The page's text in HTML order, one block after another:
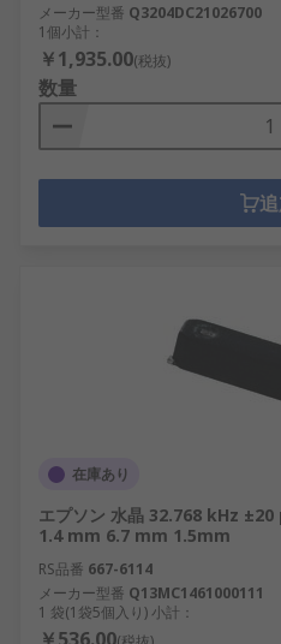
メーカー型番 Q3204DC21026700
1個小計：
￥1,935.00(税抜)
数量
在庫あり
エプソン 水晶 32.768 kHz
1.4 mm 6.7 mm 1.5mm
RS品番 667-6114
メーカー型番 Q13MC1461000111
1 袋(1袋5個入り) 小計：